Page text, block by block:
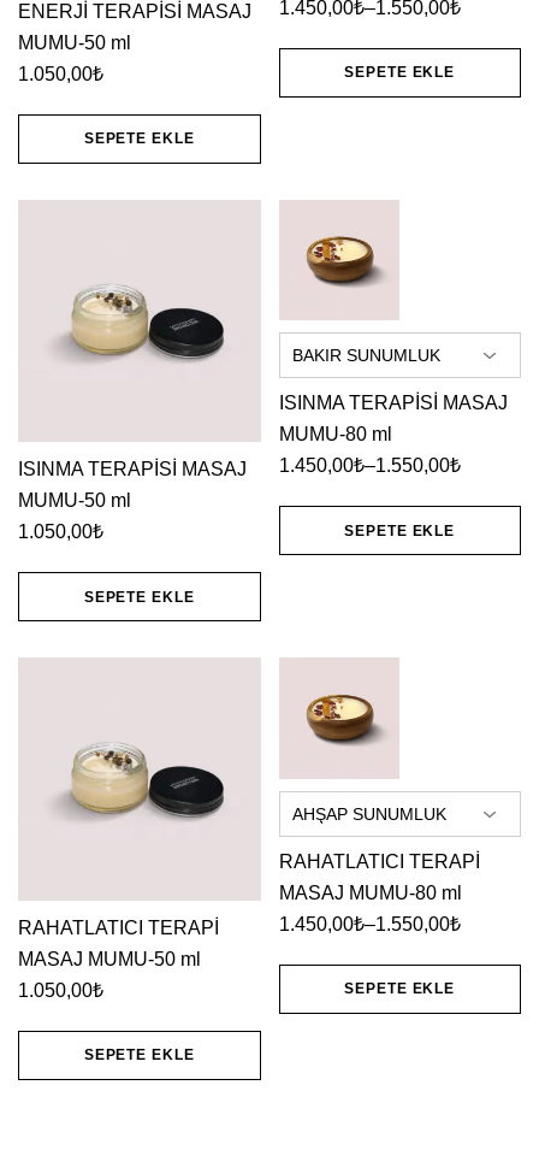
ENERJİ TERAPİSİ MASAJ
MUMU-50 ml
1.050,00₺
SEPETE EKLE
1.450,00₺–1.550,00₺
Fiyat
aralığı:
1.450,00₺
SEPETE EKLE
varyasyonu
Seçenekler
ürün
sayfasından
seçilebilir
ISINMA TERAPİSİ MASAJ
MUMU-50 ml
1.050,00₺
SEPETE EKLE
ISINMA TERAPİSİ MASAJ
MUMU-80 ml
1.450,00₺–1.550,00₺
aralığı:
1.450,00₺
SEPETE EKLE
varyasyonu
Seçenekler
ürün
sayfasından
seçilebilir
RAHATLATICI TERAPİ
MASAJ MUMU-50 ml
1.050,00₺
SEPETE EKLE
RAHATLATICI TERAPİ
MASAJ MUMU-80 ml
1.450,00₺–1.550,00₺
Fiyat
aralığı:
1.450,00₺
SEPETE EKLE